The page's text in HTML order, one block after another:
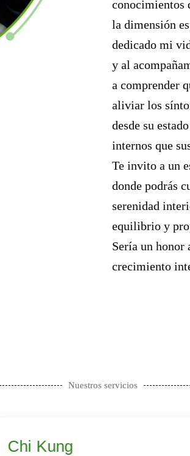
conocimientos
la dimensión
dedicado mi
y al
a comprender
aliviar los
desde su
internos que
Te invito a un
donde podrás
serenidad
equilibrio y
Sería un honor
crecimiento
Nuestros servicios
Chi Kung